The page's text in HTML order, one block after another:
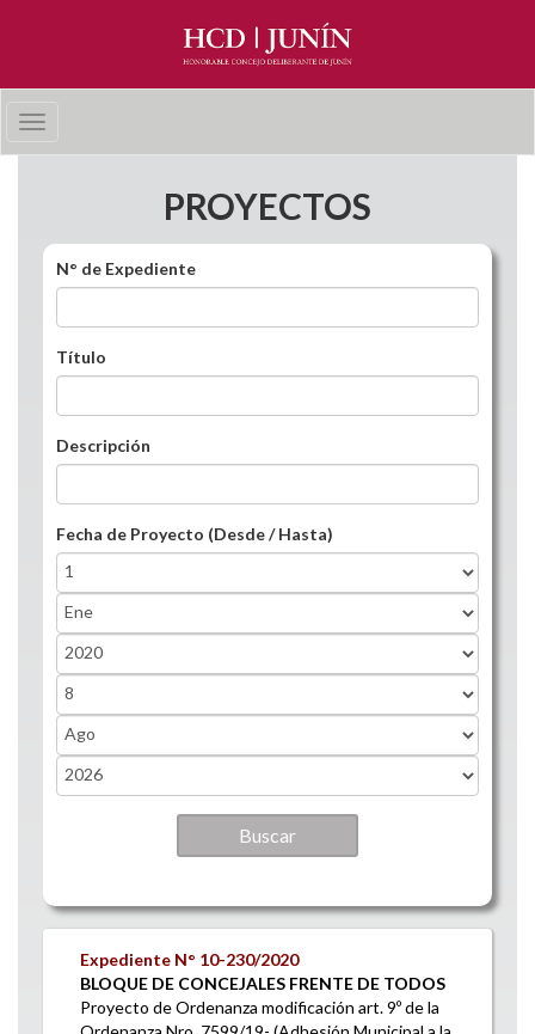
Toggle
PROYECTOS
N° de Expediente
Título
Descripción
Fecha de Proyecto (Desde / Hasta)
Fecha de Proyecto (Desde / Hasta)
Day
Month
Year
Fecha de Proyecto (Desde / Hasta)
Day
Month
Year
Expediente N° 10-230/2020
BLOQUE DE CONCEJALES FRENTE DE TODOS
Proyecto de Ordenanza modificación art. 9º de la